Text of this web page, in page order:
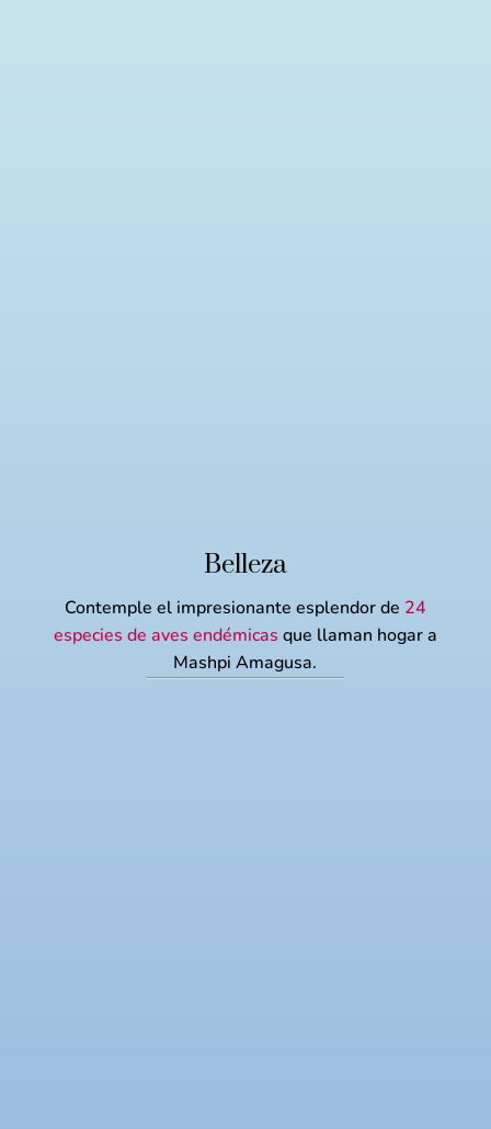
Belleza
Contemple el impresionante esplendor de 24
especies de aves endémicas que llaman hogar a
Mashpi Amagusa.